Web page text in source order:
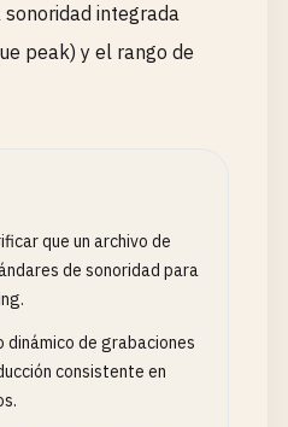
integrada
peak) y el rango de
que un archivo de
de sonoridad para
dinámico de grabaciones
consistente en